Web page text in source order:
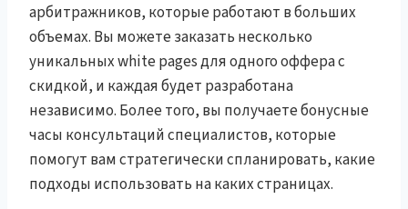
арбитражников, которые работают в больших
объемах. Вы можете заказать несколько
уникальных white pages для одного оффера с
скидкой, и каждая будет разработана
независимо. Более того, вы получаете бонусные
часы консультаций специалистов, которые
помогут вам стратегически спланировать, какие
подходы использовать на каких страницах.